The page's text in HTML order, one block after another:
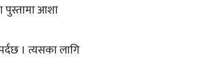
पुस्तामा आशा
। त्यसका लागि